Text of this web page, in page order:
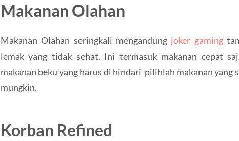
Makanan Olahan
Makanan Olahan seringkali mengandung joker gaming
lemak yang tidak sehat. Ini termasuk makanan cepat
makanan beku yang harus di hindari pilihlah makanan yang
mungkin.
Korban Refined